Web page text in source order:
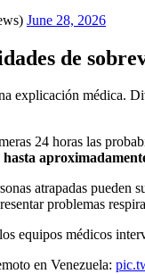
June 28, 2026
de
explicación médica.
24 horas las
hasta
atrapadas
problemas
equipos médicos
en Venezuela: